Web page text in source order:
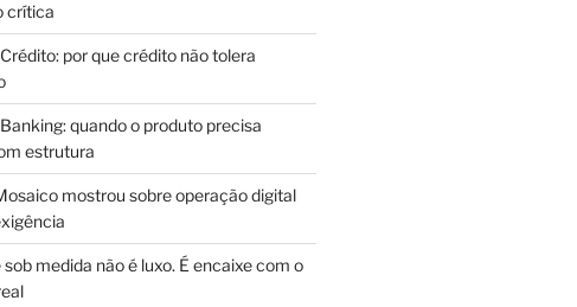
crítica
por que crédito não tolera
quando o produto precisa
estrutura
mostrou sobre operação digital
medida não é luxo. É encaixe com o